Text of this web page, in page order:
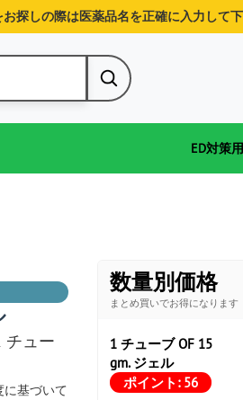
探しの際は医薬品名を正確に入力して下
ED対策
チュー
基づいて
数量別価格
まとめ買いでお得になります
1 チューブ OF 15
gm. ジェル
ポイント: 56